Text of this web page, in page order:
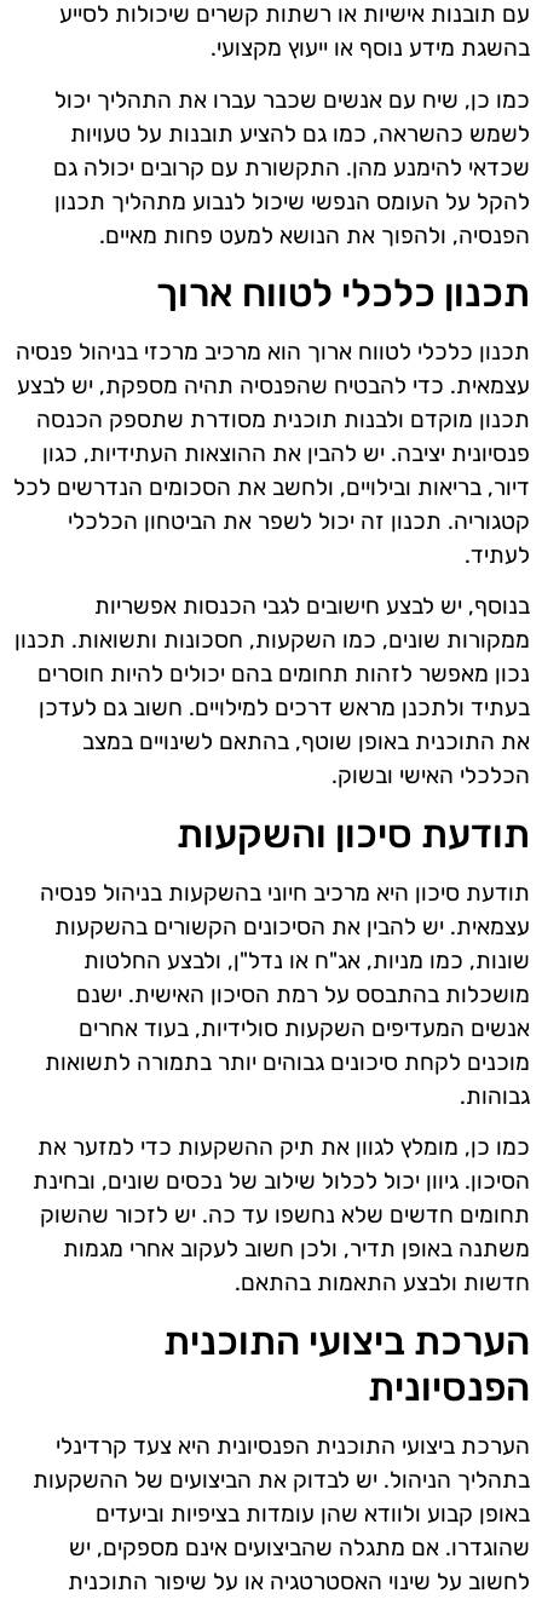
עם תובנות אישיות או רשתות קשרים שיכולות לסייע
בהשגת מידע נוסף או ייעוץ מקצועי.
כמו כן, שיח עם אנשים שכבר עברו את התהליך יכול
לשמש כהשראה, כמו גם להציע תובנות על טעויות
שכדאי להימנע מהן. התקשורת עם קרובים יכולה גם
להקל על העומס הנפשי שיכול לנבוע מתהליך תכנון
הפנסיה, ולהפוך את הנושא למעט פחות מאיים.
תכנון כלכלי לטווח ארוך
תכנון כלכלי לטווח ארוך הוא מרכיב מרכזי בניהול פנסיה
עצמאית. כדי להבטיח שהפנסיה תהיה מספקת, יש לבצע
תכנון מוקדם ולבנות תוכנית מסודרת שתספק הכנסה
פנסיונית יציבה. יש להבין את ההוצאות העתידיות, כגון
דיור, בריאות ובילויים, ולחשב את הסכומים הנדרשים לכל
קטגוריה. תכנון זה יכול לשפר את הביטחון הכלכלי
לעתיד.
בנוסף, יש לבצע חישובים לגבי הכנסות אפשריות
ממקורות שונים, כמו השקעות, חסכונות ותשואות. תכנון
נכון מאפשר לזהות תחומים בהם יכולים להיות חוסרים
בעתיד ולתכנן מראש דרכים למילויים. חשוב גם לעדכן
את התוכנית באופן שוטף, בהתאם לשינויים במצב
הכלכלי האישי ובשוק.
תודעת סיכון והשקעות
תודעת סיכון היא מרכיב חיוני בהשקעות בניהול פנסיה
עצמאית. יש להבין את הסיכונים הקשורים בהשקעות
שונות, כמו מניות, אג"ח או נדל"ן, ולבצע החלטות
מושכלות בהתבסס על רמת הסיכון האישית. ישנם
אנשים המעדיפים השקעות סולידיות, בעוד אחרים
מוכנים לקחת סיכונים גבוהים יותר בתמורה לתשואות
גבוהות.
כמו כן, מומלץ לגוון את תיק ההשקעות כדי למזער את
הסיכון. גיוון יכול לכלול שילוב של נכסים שונים, ובחינת
תחומים חדשים שלא נחשפו עד כה. יש לזכור שהשוק
משתנה באופן תדיר, ולכן חשוב לעקוב אחרי מגמות
חדשות ולבצע התאמות בהתאם.
הערכת ביצועי התוכנית
הפנסיונית
הערכת ביצועי התוכנית הפנסיונית היא צעד קרדינלי
בתהליך הניהול. יש לבדוק את הביצועים של ההשקעות
באופן קבוע ולוודא שהן עומדות בציפיות וביעדים
שהוגדרו. אם מתגלה שהביצועים אינם מספקים, יש
לחשוב על שינוי האסטרטגיה או על שיפור התוכנית